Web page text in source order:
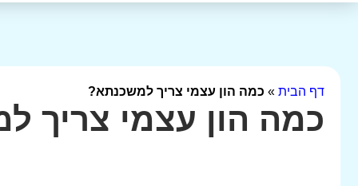
דף הבית » כמה הון עצמי צריך למשכנתא?
כמה הון עצמי צריך